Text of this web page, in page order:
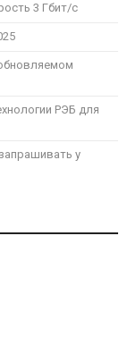
3 Гбит/с
РЭБ для
у